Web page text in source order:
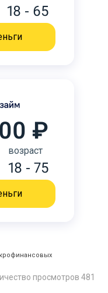
18 - 65
₽
возраст
18 - 75
481